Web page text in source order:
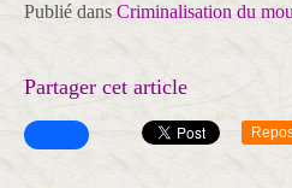
Publié dans Criminalisation du
Partager cet article